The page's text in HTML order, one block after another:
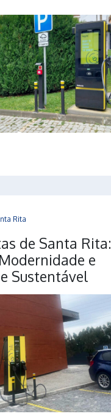
Rita
de Santa Rita:
e
Sustentável